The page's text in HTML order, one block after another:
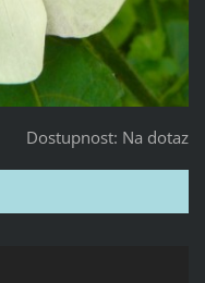
Dostupnost: Na dotaz